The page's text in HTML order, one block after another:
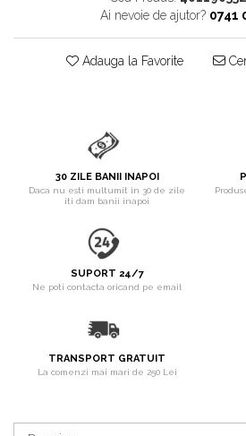
Accesorii Acasă și Mobilier
Dresaj & Sport
Ai nevoie de ajutor? 0741
Adauga la Favorite
30 ZILE BANII INAPOI
Daca nu esti multumit in 30 de zile
iti dam banii inapoi
SUPORT 24/7
Ne poti contacta oricand pe email
TRANSPORT GRATUIT
La comenzi mai mari de 250 Lei